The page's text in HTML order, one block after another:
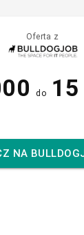
Oferta z
do
NA